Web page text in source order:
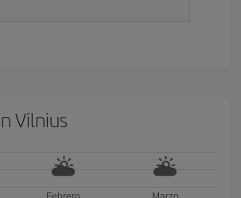
Vilnius